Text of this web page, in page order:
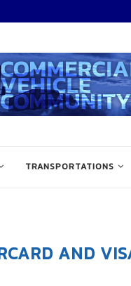
TRANSPORTATIONS
AND